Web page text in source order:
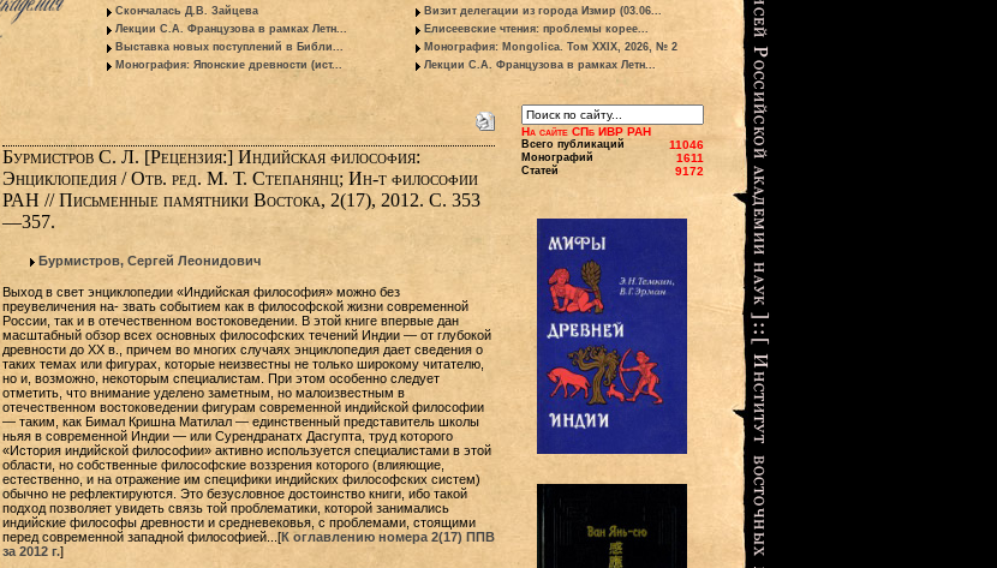
Скончалась Д.В. Зайцева
Лекции С.А. Французова в рамках Летн...
Выставка новых поступлений в Библи...
Монография: Японские древности (ист...
Визит делегации из города Измир (03.06...
Елисеевские чтения: проблемы корее...
Монография: Mongolica. Том XXIX, 2026, № 2
Лекции С.А. Французова в рамках Летн...
Бурмистров С. Л. [Рецензия:] Индийская философия:
Энциклопедия / Отв. ред. М. Т. Степанянц; Ин-т философии
РАН // Письменные памятники Востока, 2(17), 2012. С. 353
—357.
Бурмистров, Сергей Леонидович
Выход в свет энциклопедии «Индийская философия» можно без
преувеличения на- звать событием как в философской жизни современной
России, так и в отечественном востоковедении. В этой книге впервые дан
масштабный обзор всех основных философских течений Индии — от глубокой
древности до XX в., причем во многих случаях энциклопедия дает сведения о
таких темах или фигурах, которые неизвестны не только широкому читателю,
но и, возможно, некоторым специалистам. При этом особенно следует
отметить, что внимание уделено заметным, но малоизвестным в
отечественном востоковедении фигурам современной индийской философии
— таким, как Бимал Кришна Матилал — единственный представитель школы
ньяя в современной Индии — или Сурендранатх Дасгупта, труд которого
«История индийской философии» активно используется специалистами в этой
области, но собственные философские воззрения которого (влияющие,
естественно, и на отражение им специфики индийских философских систем)
обычно не рефлектируются. Это безусловное достоинство книги, ибо такой
подход позволяет увидеть связь той проблематики, которой занимались
индийские философы древности и средневековья, с проблемами, стоящими
перед современной западной философией...[К оглавлению номера 2(17) ППВ
за 2012 г.]
На сайте СПб ИВР РАН
Всего публикаций 11046
Монографий 1611
Статей 9172